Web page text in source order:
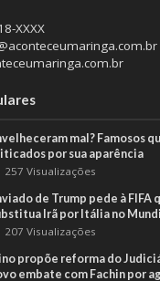
XXXX
mal? Famosos
por sua aparência
257 Visualizações
de Trump pede à FIFA
Irã por Itália no
207 Visualizações
propõe reforma do
embate com Fachin por